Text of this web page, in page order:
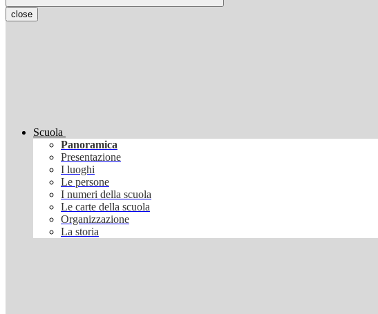
close
Scuola
Panoramica
Presentazione
I luoghi
Le persone
I numeri della scuola
Le carte della scuola
Organizzazione
La storia